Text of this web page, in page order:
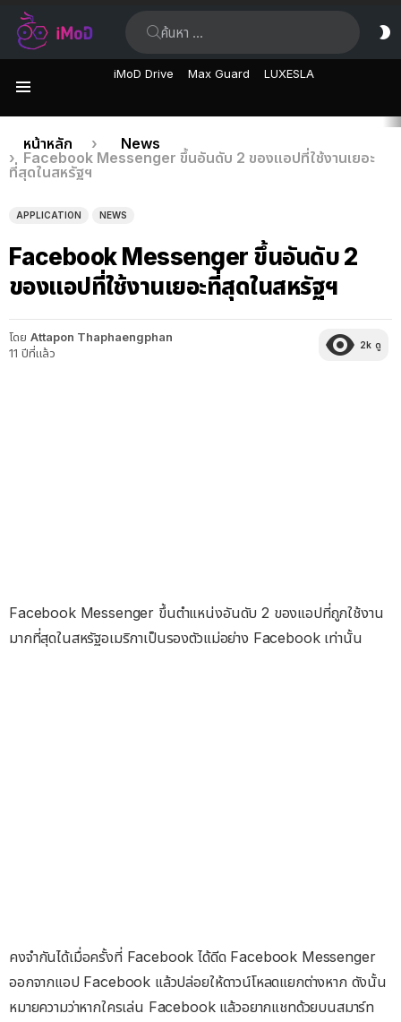
iMoD Drive Max Guard LUXESLA
เรื่อง
ล่าสุด
คุณอยู่ที่นี่:
หน้าหลัก
News
Facebook Messenger ขึ้นอันดับ 2 ของแอปที่ใช้งานเยอะ
ที่สุดในสหรัฐฯ
APPLICATION NEWS
Facebook Messenger ขึ้นอันดับ 2
ของแอปที่ใช้งานเยอะที่สุดในสหรัฐฯ
โดย Attapon Thaphaengphan
11 ปีที่แล้ว
2k ดู
Facebook Messenger ขึ้นตำแหน่งอันดับ 2 ของแอปที่ถูกใช้งาน
มากที่สุดในสหรัฐอเมริกาเป็นรองตัวแม่อย่าง Facebook เท่านั้น
คงจำกันได้เมื่อครั้งที่ Facebook ได้ดีด Facebook Messenger
ออกจากแอป Facebook แล้วปล่อยให้ดาวน์โหลดแยกต่างหาก ดังนั้น
หมายความว่าหากใครเล่น Facebook แล้วอยากแชทด้วยบนสมาร์ท